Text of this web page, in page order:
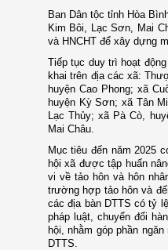
Ban Dân tộc tỉnh Hòa
Kim Bôi, Lạc Sơn, Mai
và HNCHT để xây dựng
Tiếp tục duy trì hoạt
khai trên địa các xã:
huyện Cao Phong; xã
huyện Kỳ Sơn; xã Tân
Lạc Thủy; xã Pà Cò,
Mai Châu.
Mục tiêu đến năm 2025
hội xã được tập huấn
vi về tảo hôn và hôn
trường hợp tảo hôn và
các địa bàn DTTS có tỷ
pháp luật, chuyển đổi
hội, nhằm góp phần
DTTS.